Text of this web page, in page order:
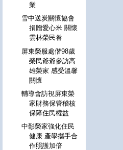
業
雪中送炭關懷協會
捐贈愛心米 關懷
雲林榮民眷
屏東榮服處偕98歲
榮民爺爺參訪高
雄榮家 感受溫馨
關懷
輔導會訪視屏東榮
家財務保管稽核
保障住民權益
中彰榮家強化住民
健康 產學攜手合
作照護加倍